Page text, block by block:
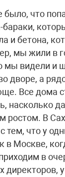
что
и бетона,
мы жили в
мы видели и
дворе, а
Все дома
насколько
ростом. В
тем, что у
в Москве,
в
директоров,